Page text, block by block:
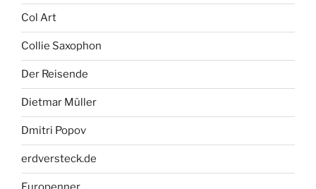
Col Art
Collie Saxophon
Der Reisende
Dietmar Müller
Dmitri Popov
erdversteck.de